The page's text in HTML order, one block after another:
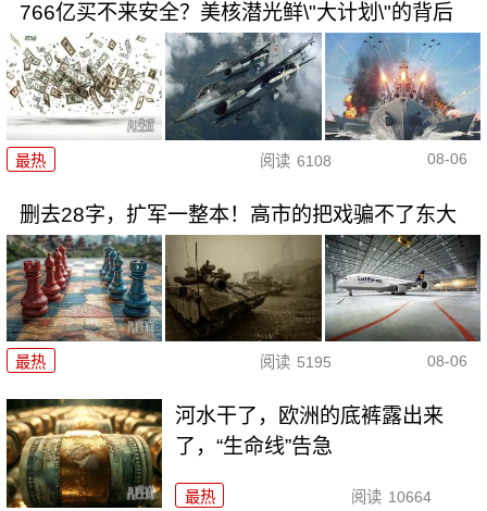
766亿买不来安全？美核潜光鲜\"大计划\"的背后
最热 阅读 6108 08-06
删去28字，扩军一整本！高市的把戏骗不了东大
最热 阅读 5195 08-06
河水干了，欧洲的底裤露出来
了，“生命线”告急
最热 阅读 10664